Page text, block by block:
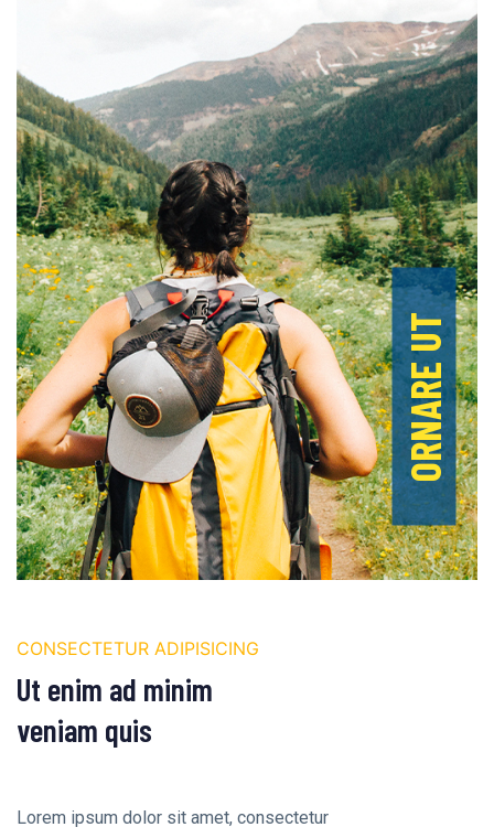
ORNARE UT
CONSECTETUR ADIPISICING
Ut enim ad minim
veniam quis
Lorem ipsum dolor sit amet, consectetur